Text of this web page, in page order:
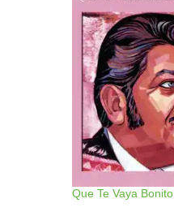
Que Te Vaya Bonito